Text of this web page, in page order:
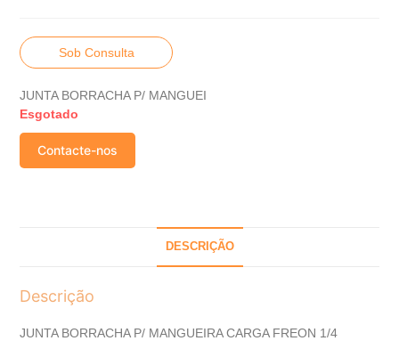
Sob Consulta
JUNTA BORRACHA P/ MANGUEI
Esgotado
Contacte-nos
DESCRIÇÃO
Descrição
JUNTA BORRACHA P/ MANGUEIRA CARGA FREON 1/4